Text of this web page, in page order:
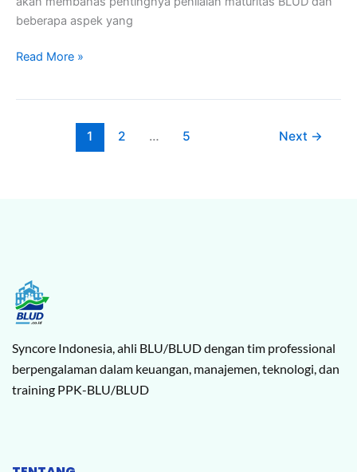
beberapa aspek yang
Read More »
1 2 … 5 Next →
Syncore Indonesia, ahli BLU/BLUD dengan tim professional
berpengalaman dalam keuangan, manajemen, teknologi, dan
training PPK-BLU/BLUD